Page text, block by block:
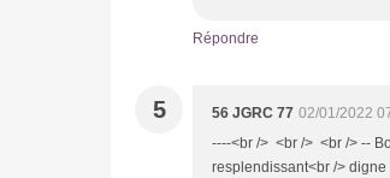
Répondre
5 56 JGRC 77 02/01/2022
----<br /> <br /> <br /> --
resplendissant<br /> digne